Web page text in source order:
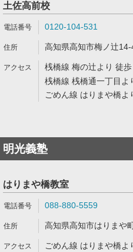
土佐高前校
0120-104-531
高知県高知市梅ノ辻14-
桟橋線 梅の辻より 徒
桟橋線 桟橋通一丁目よ
ごめん線 はりまや橋よ
明光義塾
はりまや橋教室
088-880-5559
高知県高知市はりまや
ごめん線 はりまや橋よ